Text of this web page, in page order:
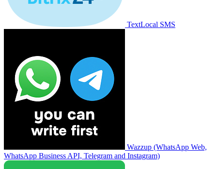
TextLocal SMS
Wazzup (WhatsApp Web,
WhatsApp Business API, Telegram and Instagram)